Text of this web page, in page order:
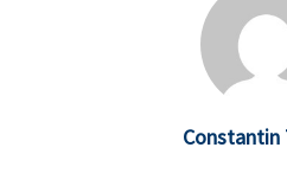
Constantin